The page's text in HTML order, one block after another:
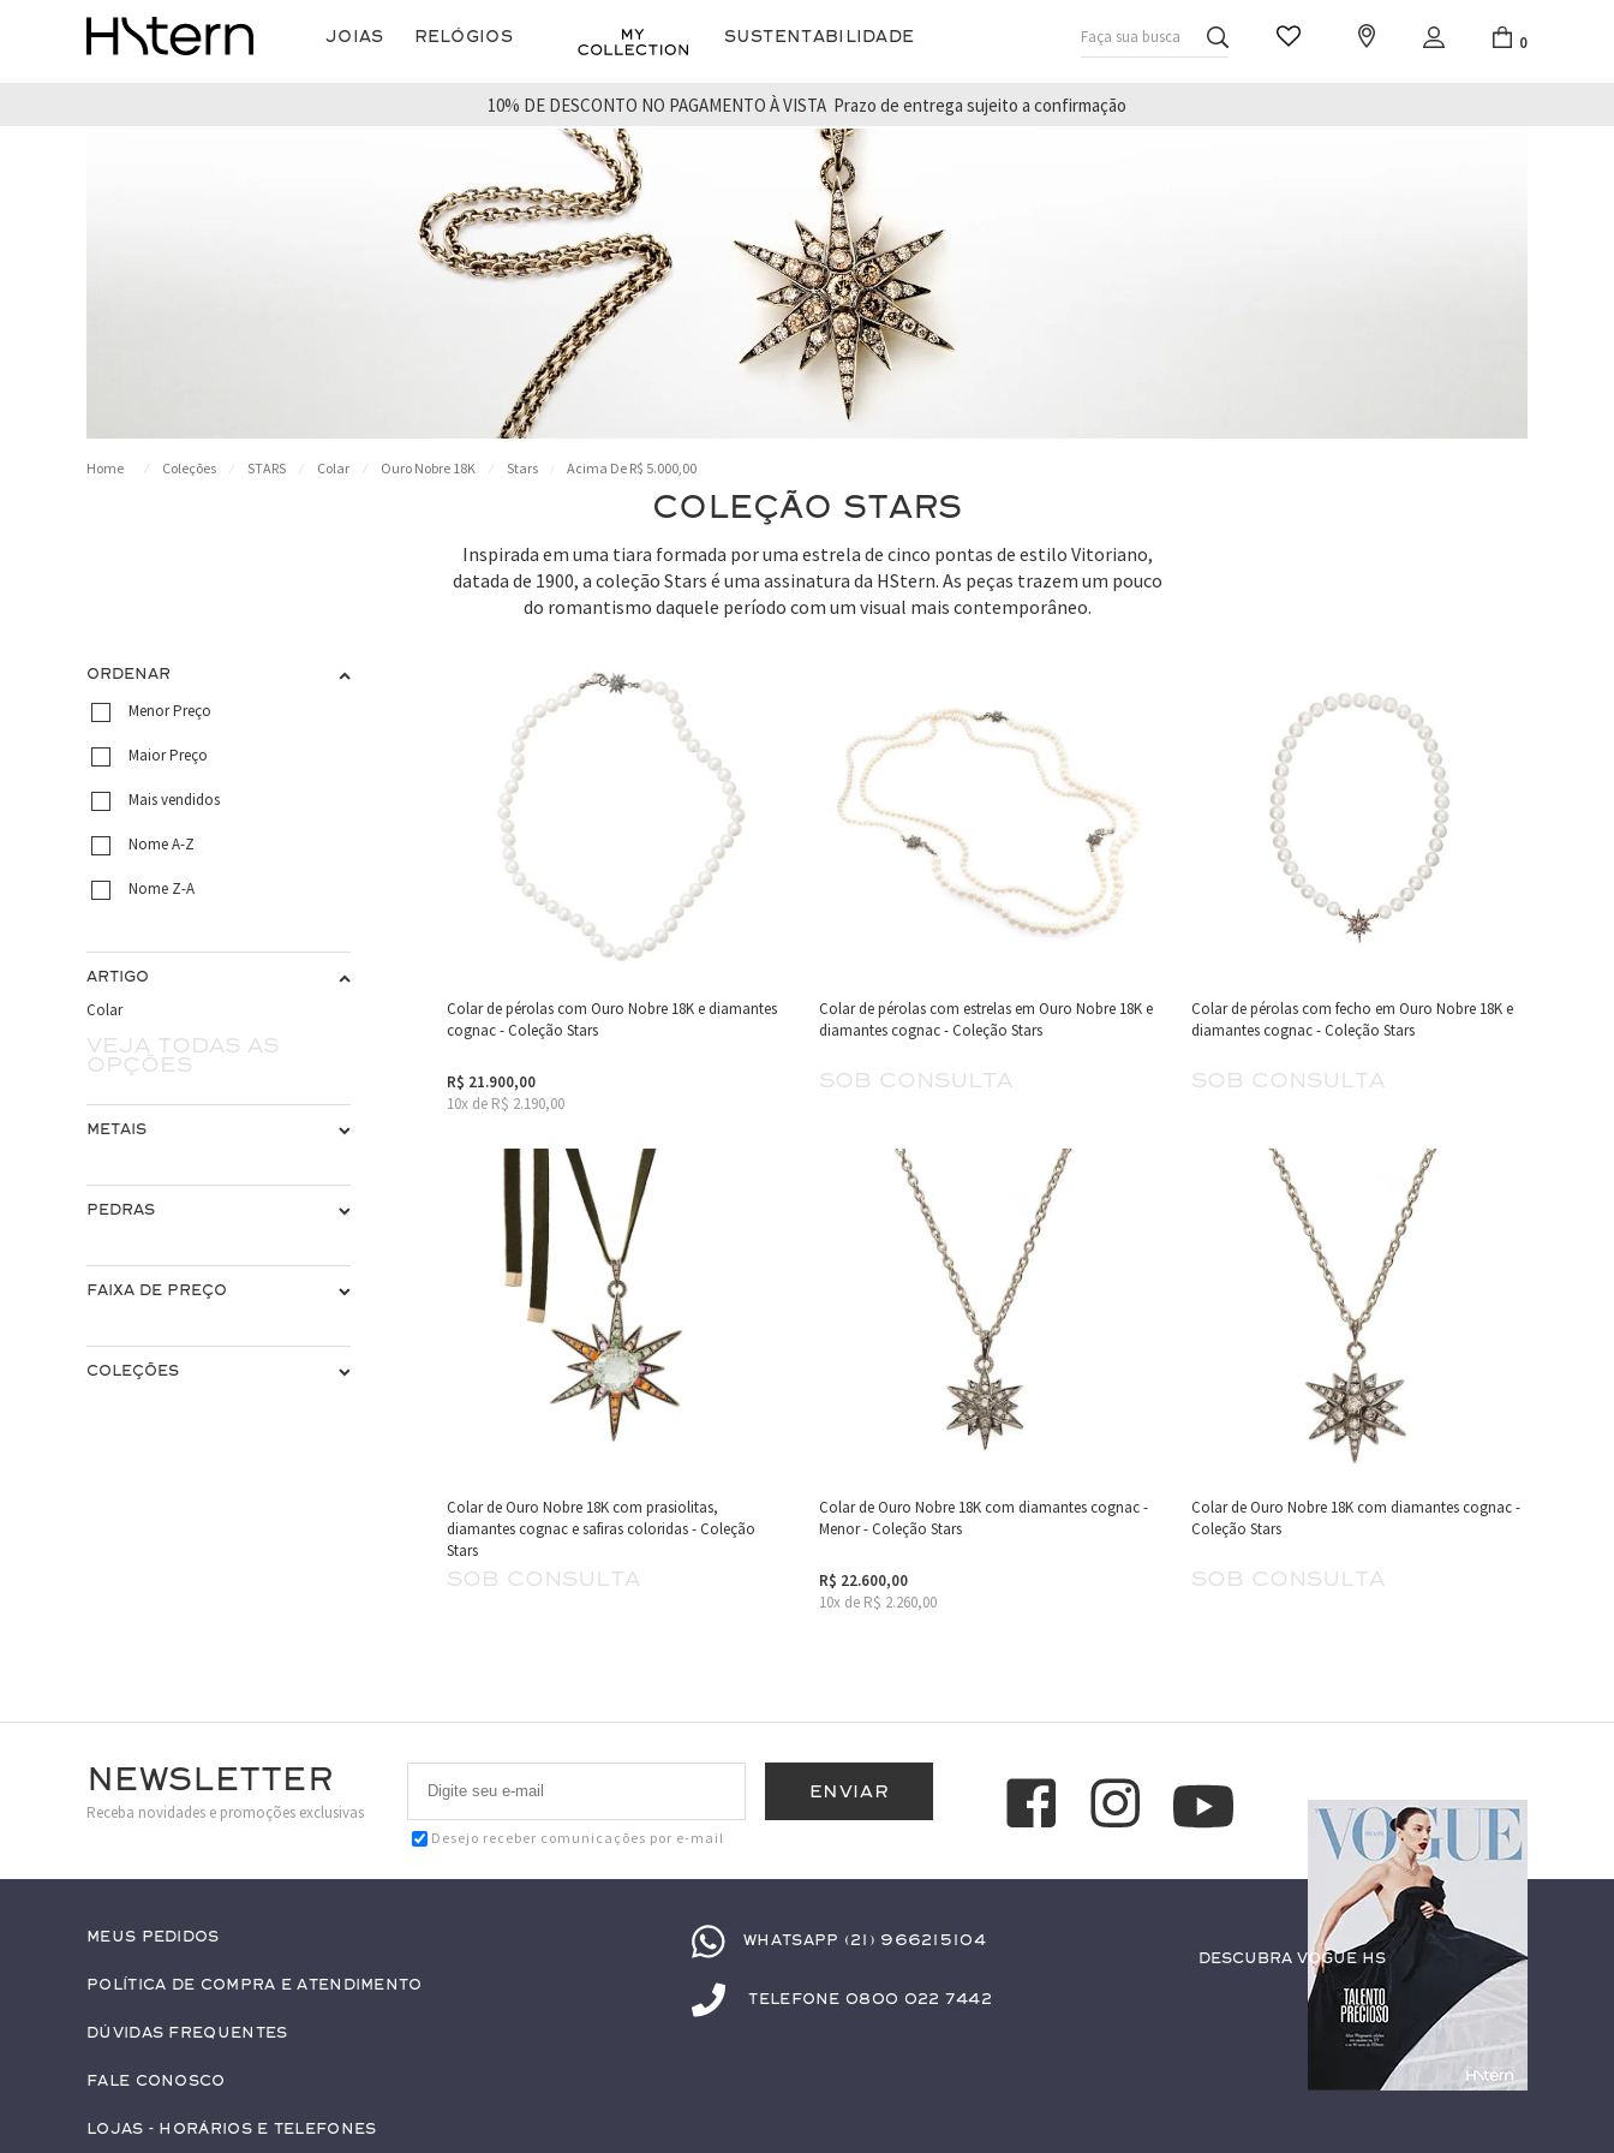
Joias Relógios Sustentabilidade Faça sua busca 0
10% DE DESCONTO NO PAGAMENTO À VISTA Prazo de entrega sujeito a confirmação
Coleções STARS Colar Ouro Nobre 18K Stars Acima De R$ 5.000,00
COLEÇÃO STARS
Inspirada em uma tiara formada por uma estrela de cinco pontas de estilo Vitoriano,
datada de 1900, a coleção Stars é uma assinatura da HStern. As peças trazem um pouco
do romantismo daquele período com um visual mais contemporâneo.
ORDENAR
Menor Preço
Maior Preço
Mais vendidos
Nome A-Z
Nome Z-A
ARTIGO
Colar
Veja todas as
opções
METAIS
PEDRAS
FAIXA DE PREÇO
COLEÇÕES
Colar de pérolas com Ouro Nobre 18K e diamantes
cognac - Coleção Stars
R$ 21.900,00
10x de R$ 2.190,00
Colar de pérolas com estrelas em Ouro Nobre 18K e
diamantes cognac - Coleção Stars
sob consulta
Colar de pérolas com fecho em Ouro Nobre 18K e
diamantes cognac - Coleção Stars
sob consulta
Colar de Ouro Nobre 18K com prasiolitas,
diamantes cognac e safiras coloridas - Coleção
Stars
sob consulta
Colar de Ouro Nobre 18K com diamantes cognac -
Menor - Coleção Stars
R$ 22.600,00
10x de R$ 2.260,00
Colar de Ouro Nobre 18K com diamantes cognac -
Coleção Stars
sob consulta
Newsletter
Receba novidades e promoções exclusivas
Desejo receber comunicações por e-mail
Meus pedidos
Política de Compra e Atendimento
Dúvidas Frequentes
Fale conosco
Lojas - Horários e Telefones
Whatsapp (21) 966215104
Telefone 0800 022 7442
Descubra Vogue HS